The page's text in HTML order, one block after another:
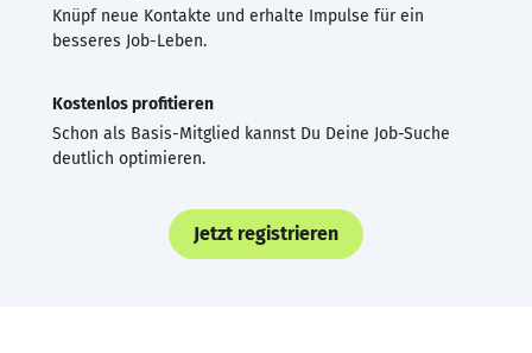
Knüpf neue Kontakte und erhalte Impulse für ein
besseres Job-Leben.
Kostenlos profitieren
Schon als Basis-Mitglied kannst Du Deine Job-Suche
deutlich optimieren.
Jetzt registrieren